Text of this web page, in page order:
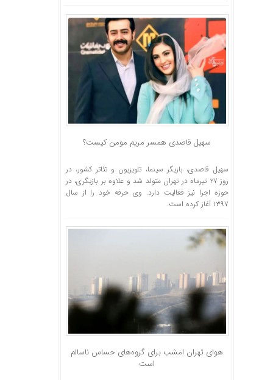
سهیل قاصدی همسر مریم مومن کیست؟
سهیل قاصدی، بازیگر سینما، تلویزیون و تئاتر کشور، در
روز ۲۷ تیرماه در تهران متولد شد و علاوه بر بازیگری، در
حوزه اجرا نیز فعالیت دارد. وی حرفه خود را از سال
۱۳۹۷ آغاز کرده است.
هوای تهران امشب برای گروه‌های حساس ناسالم
است